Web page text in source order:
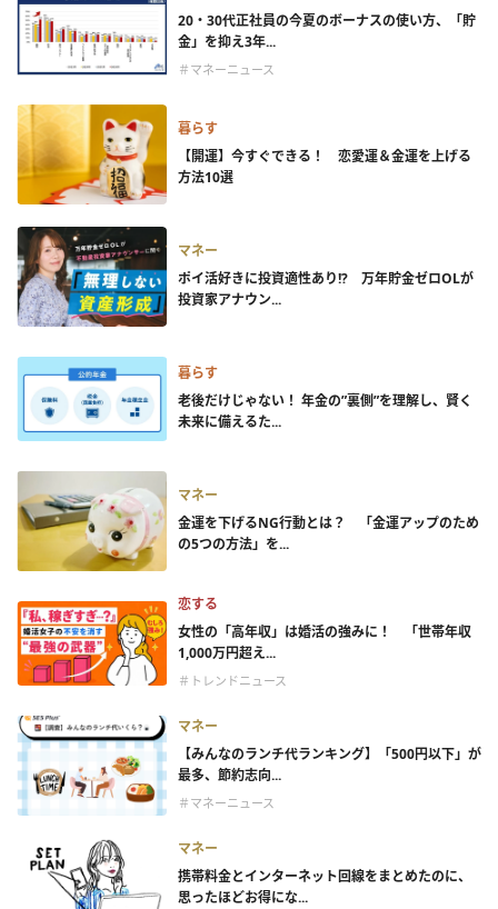
20・30代正社員の今夏のボーナスの使い方、「貯
金」を抑え3年...
＃マネーニュース
暮らす
【開運】今すぐできる！ 恋愛運＆金運を上げる
方法10選
マネー
ポイ活好きに投資適性あり!? 万年貯金ゼロOLが
投資家アナウン...
暮らす
老後だけじゃない！ 年金の”裏側”を理解し、賢く
未来に備えるた...
マネー
金運を下げるNG行動とは？ 「金運アップのため
の5つの方法」を...
恋する
女性の「高年収」は婚活の強みに！ 「世帯年収
1,000万円超え...
＃トレンドニュース
マネー
【みんなのランチ代ランキング】「500円以下」が
最多、節約志向...
＃マネーニュース
マネー
携帯料金とインターネット回線をまとめたのに、
思ったほどお得にな...